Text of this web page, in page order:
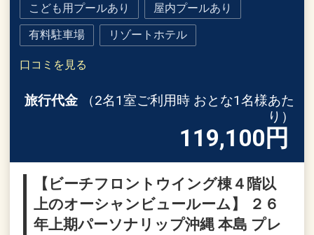
こども用プールあり 屋内プールあり
有料駐車場 リゾートホテル
口コミを見る
旅行代金
（2名1室ご利用時 おとな1名様あた
り）
119,100 円
【ビーチフロントウイング棟４階以
上のオーシャンビュールーム】 ２６
年上期パーソナリップ沖縄 本島 プレ